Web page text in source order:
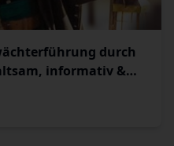
durch
informativ &